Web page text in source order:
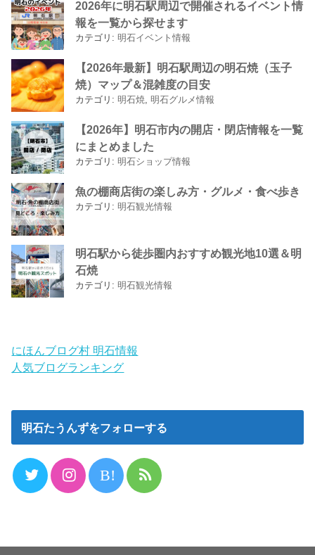
2026年に明石駅周辺で開催されるイベント情
報を一覧から探せます
カテゴリ:明石イベント情報
【2026年最新】明石駅周辺の明石焼（玉子
焼）マップ＆混雑度の目安
カテゴリ: 明石焼 明石グルメ情報
【2026年】明石市内の開店・閉店情報を一覧
にまとめました
カテゴリ:明石ショップ情報
魚の棚商店街の楽しみ方・グルメ・食べ歩き
カテゴリ:明石観光情報
明石駅から徒歩圏内おすすめ観光地10選＆明
石焼
カテゴリ:明石観光情報
にほんブログ村 明石情報
人気ブログランキング
明石たうんずをフォローする
B!